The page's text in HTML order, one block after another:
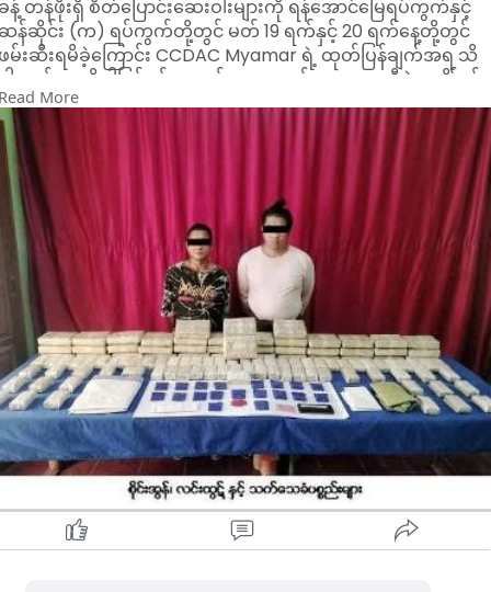
န့် တန်ဖိုးရှိ စိတ်ပြောင်းဆေးဝါးများကို ရန်အောင်မြေရပ်ကွက်နှင့်
န်ဆိုင်း (က) ရပ်ကွက်တို့တွင် မတ် 19 ရက်နှင့် 20 ရက်နေ့တို့တွင်
မ်းဆီးရမိခဲ့ကြောင်း CCDAC Myamar ရဲ့ ထုတ်ပြန်ချက်အရ သိ
ါတယ်။အဆိုပါဖြစ်စဥ်မှာ မတ်လ ၁၉ ရက်ညနေ ၅ နာရီခွဲအချိန်ခန့်
းယစ်ဆေးဝါးတားဆီးနှိမ်နင်းရေးရဲတပ်ဖွဲ့မှ တပ်ဖွဲ့၀င်များ ပါ၀င်
ော ပူးပေါင်းအဖွဲ့များက သတင်းအရ သက်သေများနှင့်အတူ တာချီ
တ်မြို့၊ ရန်အောင်မြေရပ်ကွက်တွင် ကော်ထူ (ခ) နေသူရိန် ငှားရမ်း
ေထိုင်သည့် နေအိမ်အား ဝင်ရောက်ရှာဖွေရာ နေအိမ်အတွင်းမှ စိတ်
ြောင်းဆေးဝါး Happy Water ၁.၇ ကီလို(ဒေသကာလ ပေါက်ဈေး
န်ဖိုးငွေကျပ်သိန်း ၁,၈၇၀)နှင့် လက်ကိုင်ဖုန်း ၁ လုံးတို့အား
မ်းဆည်းရမိခဲ့ကြောင်း သိရပါတယ်။
အတူ မတ်လ ၂၀ ရက်နံနက် ၁၁ နာရီခွဲအချိန်ခန့် ပူးပေါင်းအဖွဲ့သ
ာချီလိတ်မြို့၊ ဆန်ဆိုင်း(ခ) ရပ်ကွက်ရှိ လင်းထွဋ် ၏ နေအိမ်အား
င်ရောက်ရှာဖွေရာ နေအိမ်အတွင်းမှ စိတ်ကြွရူးသွပ်ဆေးပြား
၀၈,၀၀၀ ပြား(ဒေသကာလပေါက်ဈေးတန်ဖိုးငွေကျပ် ၄၃၂ သိန်း)နှ
လက်ကိုင်ဖုန်း ၁ လုံးတို့အား သိမ်းဆည်းရ မိခဲ့ပြီးနောက်စစ်ဆေး
ျက်အရ ၎င်းငှားရမ်းနေထိုင်သည့် တာချီလိတ်မြို့၊ ဆန်
င်း(က)ရပ်ကွက်၊ ပုံလို့လမ်းရှိ နေအိမ်အတွင်းမှ စိတ်ကြွရူးသွပ်
ေးပြား ၃၄,၀၀၀ ပြား(ဒေသကာလပေါက်ဈေးတန်ဖိုးငွေကျပ် ၁၃၆
န်း)အား ထပ်မံသိမ်းဆည်းရမိခဲ့ကြောင်း သိရပါတယ်။
ဒီနောက်ကွင်းဆက်ဖော်ထုတ်ချက်အရ တာချီလိတ်မြို့၊ ဆန်
More